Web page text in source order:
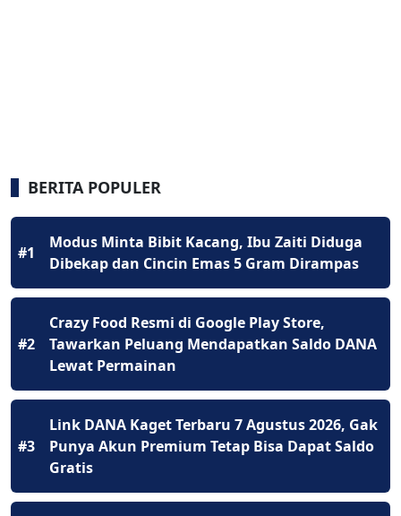
BERITA POPULER
#1
Modus Minta Bibit Kacang, Ibu Zaiti Diduga
Dibekap dan Cincin Emas 5 Gram Dirampas
#2
Crazy Food Resmi di Google Play Store,
Tawarkan Peluang Mendapatkan Saldo DANA
Lewat Permainan
#3
Link DANA Kaget Terbaru 7 Agustus 2026, Gak
Punya Akun Premium Tetap Bisa Dapat Saldo
Gratis